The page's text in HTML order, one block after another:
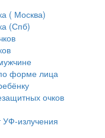
( Москва)
(Спб)
форме лица
очков
УФ-излучения